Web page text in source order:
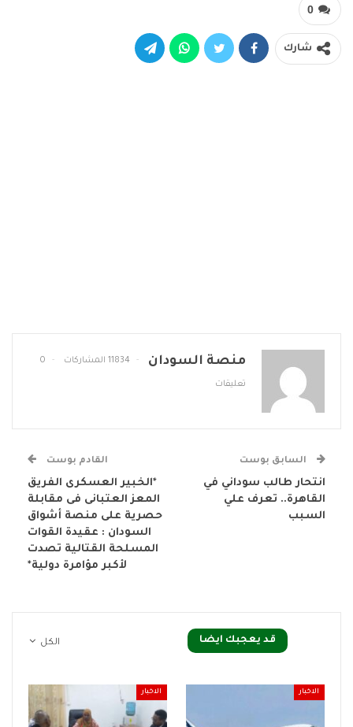
0
شارك
منصة السودان 11834 المشاركات 0
تعليقات
السابق بوست
انتحار طالب سوداني في
القاهرة.. تعرف علي
السبب
القادم بوست
*الخبير العسكرى الفريق
المعز العتبانى فى مقابلة
حصرية على منصة أشواق
السودان : عقيدة القوات
المسلحة القتالية تصدت
لأكبر مؤامرة دولية*
الكل قد يعجبك ايضا
الاخبار الاخبار